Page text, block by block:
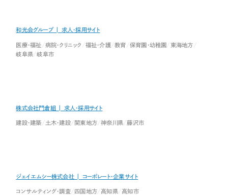
和光会グループ | 求人・採用サイト
医療・福祉 病院・クリニック 福祉・介護 教育 保育園・幼稚園
東海地方
岐阜県
岐阜市
株式会社門倉組 | 求人・採用サイト
建設・建築 土木・建設 関東地方 神奈川県 藤沢市
ジェイエムシー株式会社 | コーポレート・企業サイト
コンサルティング・調査 四国地方 高知県 高知市